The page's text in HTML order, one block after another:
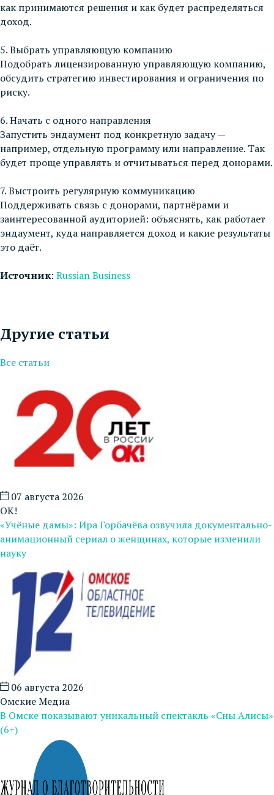
как принимаются решения и как будет распределяться
доход.
5. Выбрать управляющую компанию
Подобрать лицензированную управляющую компанию,
обсудить стратегию инвестирования и ограничения по
риску.
6. Начать с одного направления
Запустить эндаумент под конкретную задачу —
например, отдельную программу или направление. Так
будет проще управлять и отчитываться перед донорами.
7. Выстроить регулярную коммуникацию
Поддерживать связь с донорами, партнёрами и
заинтересованной аудиторией: объяснять, как работает
эндаумент, куда направляется доход и какие результаты
это даёт.
Источник: Russian Business
Другие статьи
Все статьи
07 августа 2026
ОК!
«Учёные дамы»: Ира Горбачёва озвучила документально-
анимационный сериал о женщинах, которые изменили
науку
06 августа 2026
Омские Медиа
В Омске показывают уникальный спектакль «Сны Алисы»
(6+)